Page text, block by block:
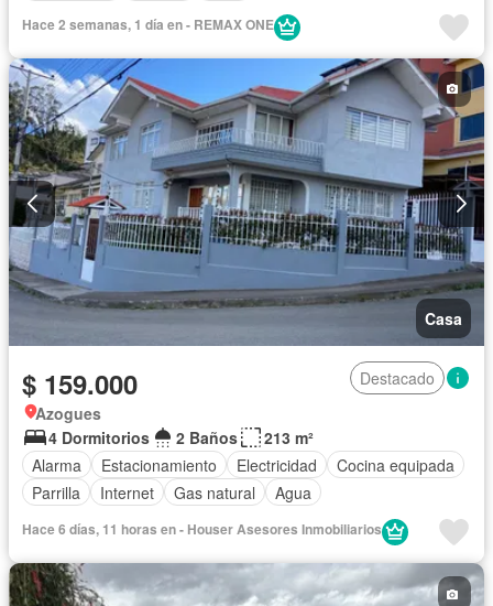
Hace 2 semanas, 1 día en - REMAX ONE
Casa
$ 159.000
Destacado
Azogues
4 Dormitorios
2 Baños
213 m²
Alarma
Estacionamiento Electricidad
Cocina equipada
Parrilla
Internet Gas natural Agua
Hace 6 días, 11 horas en - Houser Asesores Inmobiliarios